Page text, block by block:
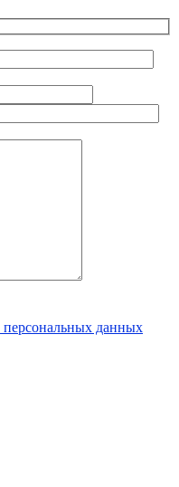
персональных данных